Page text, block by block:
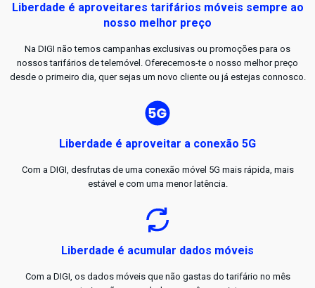
Liberdade é aproveitares tarifários móveis sempre ao
nosso melhor preço
Na DIGI não temos campanhas exclusivas ou promoções para os
nossos tarifários de telemóvel. Oferecemos-te o nosso melhor preço
desde o primeiro dia, quer sejas um novo cliente ou já estejas connosco.
Liberdade é aproveitar a conexão 5G
Com a DIGI, desfrutas de uma conexão móvel 5G mais rápida, mais
estável e com uma menor latência.
Liberdade é acumular dados móveis
Com a DIGI, os dados móveis que não gastas do tarifário no mês